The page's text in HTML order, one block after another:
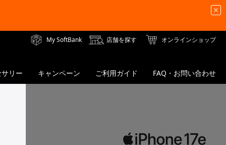
My SoftBank 店舗を探す オンラインショップ
リー キャンペーン ご利用ガイド FAQ・お問い合わせ